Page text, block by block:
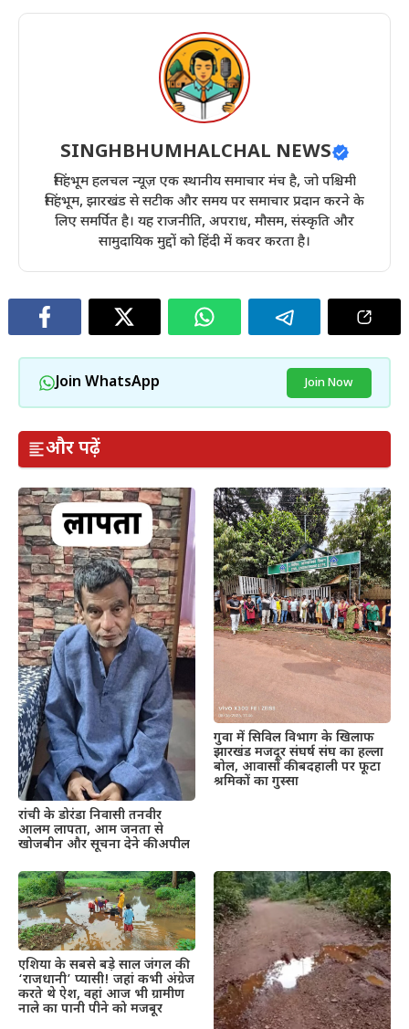
SINGHBHUMHALCHAL NEWS
सिंहभूम हलचल न्यूज़ एक स्थानीय समाचार मंच है, जो पश्चिमी
सिंहभूम, झारखंड से सटीक और समय पर समाचार प्रदान करने के
लिए समर्पित है। यह राजनीति, अपराध, मौसम, संस्कृति और
सामुदायिक मुद्दों को हिंदी में कवर करता है।
Join WhatsApp Join Now
और पढ़ें
रांची के डोरंडा निवासी तनवीर
आलम लापता, आम जनता से
खोजबीन और सूचना देने की अपील
गुवा में सिविल विभाग के खिलाफ
झारखंड मजदूर संघर्ष संघ का हल्ला
बोल, आवासों की बदहाली पर फूटा
श्रमिकों का गुस्सा
एशिया के सबसे बड़े साल जंगल की
‘राजधानी’ प्यासी! जहां कभी अंग्रेज
करते थे ऐश, वहां आज भी ग्रामीण
नाले का पानी पीने को मजबूर